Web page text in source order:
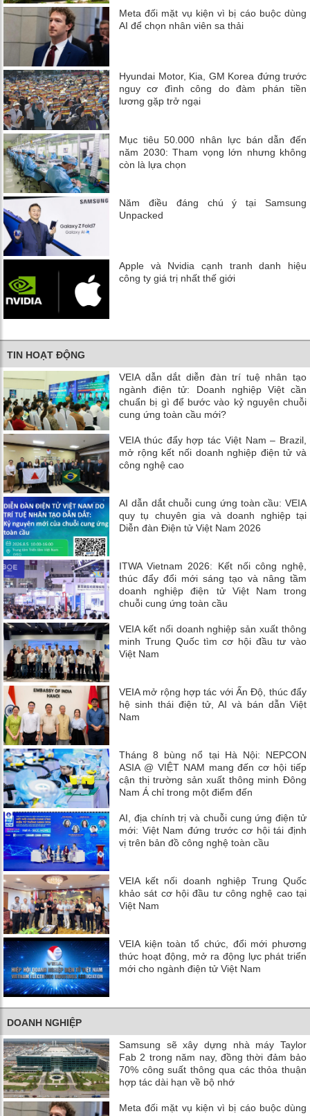
Meta đối mặt vụ kiện vì bị cáo buộc dùng
AI để chọn nhân viên sa thải
Hyundai Motor, Kia, GM Korea đứng trước
nguy cơ đình công do đàm phán tiền
lương gặp trở ngại
Mục tiêu 50.000 nhân lực bán dẫn đến
năm 2030: Tham vọng lớn nhưng không
còn là lựa chọn
Năm điều đáng chú ý tại Samsung
Unpacked
Apple và Nvidia cạnh tranh danh hiệu
công ty giá trị nhất thế giới
TIN HOẠT ĐỘNG
VEIA dẫn dắt diễn đàn trí tuệ nhân tạo
ngành điện tử: Doanh nghiệp Việt cần
chuẩn bị gì để bước vào kỷ nguyên chuỗi
cung ứng toàn cầu mới?
VEIA thúc đẩy hợp tác Việt Nam – Brazil,
mở rộng kết nối doanh nghiệp điện tử và
công nghệ cao
AI dẫn dắt chuỗi cung ứng toàn cầu: VEIA
quy tụ chuyên gia và doanh nghiệp tại
Diễn đàn Điện tử Việt Nam 2026
ITWA Vietnam 2026: Kết nối công nghệ,
thúc đẩy đổi mới sáng tạo và nâng tầm
doanh nghiệp điện tử Việt Nam trong
chuỗi cung ứng toàn cầu
VEIA kết nối doanh nghiệp sản xuất thông
minh Trung Quốc tìm cơ hội đầu tư vào
Việt Nam
VEIA mở rộng hợp tác với Ấn Độ, thúc đẩy
hệ sinh thái điện tử, AI và bán dẫn Việt
Nam
Tháng 8 bùng nổ tại Hà Nội: NEPCON
ASIA @ VIỆT NAM mang đến cơ hội tiếp
cận thị trường sản xuất thông minh Đông
Nam Á chỉ trong một điểm đến
AI, địa chính trị và chuỗi cung ứng điện tử
mới: Việt Nam đứng trước cơ hội tái định
vị trên bản đồ công nghệ toàn cầu
VEIA kết nối doanh nghiệp Trung Quốc
khảo sát cơ hội đầu tư công nghệ cao tại
Việt Nam
VEIA kiện toàn tổ chức, đổi mới phương
thức hoạt động, mở ra động lực phát triển
mới cho ngành điện tử Việt Nam
DOANH NGHIỆP
Samsung sẽ xây dựng nhà máy Taylor
Fab 2 trong năm nay, đồng thời đảm bảo
70% công suất thông qua các thỏa thuận
hợp tác dài hạn về bộ nhớ
Meta đối mặt vụ kiện vì bị cáo buộc dùng